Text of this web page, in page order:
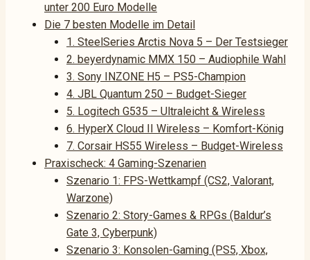
unter 200 Euro Modelle
Die 7 besten Modelle im Detail
1. SteelSeries Arctis Nova 5 – Der Testsieger
2. beyerdynamic MMX 150 – Audiophile Wahl
3. Sony INZONE H5 – PS5-Champion
4. JBL Quantum 250 – Budget-Sieger
5. Logitech G535 – Ultraleicht & Wireless
6. HyperX Cloud II Wireless – Komfort-König
7. Corsair HS55 Wireless – Budget-Wireless
Praxischeck: 4 Gaming-Szenarien
Szenario 1: FPS-Wettkampf (CS2, Valorant,
Warzone)
Szenario 2: Story-Games & RPGs (Baldur’s
Gate 3, Cyberpunk)
Szenario 3: Konsolen-Gaming (PS5, Xbox,